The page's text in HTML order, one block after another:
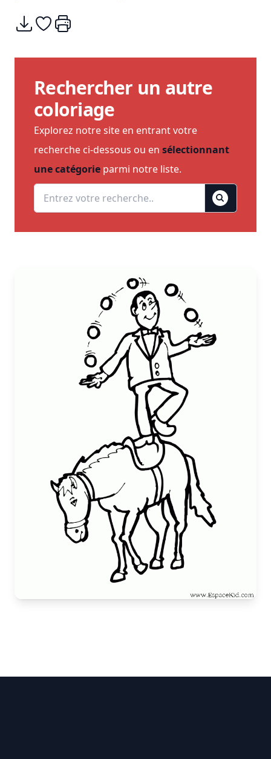
Télécharger
Ajouter à mes coups de coeurs
Imprimer
Rechercher un autre
coloriage
Explorez notre site en entrant votre
recherche ci-dessous ou en sélectionnant
une catégorie parmi notre liste.